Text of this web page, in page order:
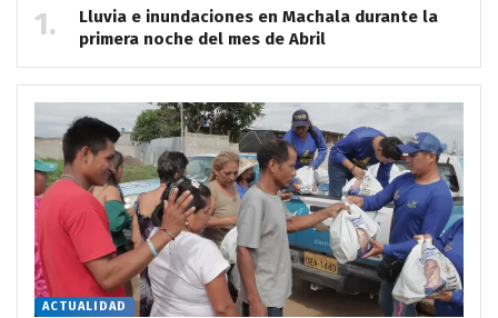
Lluvia e inundaciones en Machala durante la
primera noche del mes de Abril
ACTUALIDAD